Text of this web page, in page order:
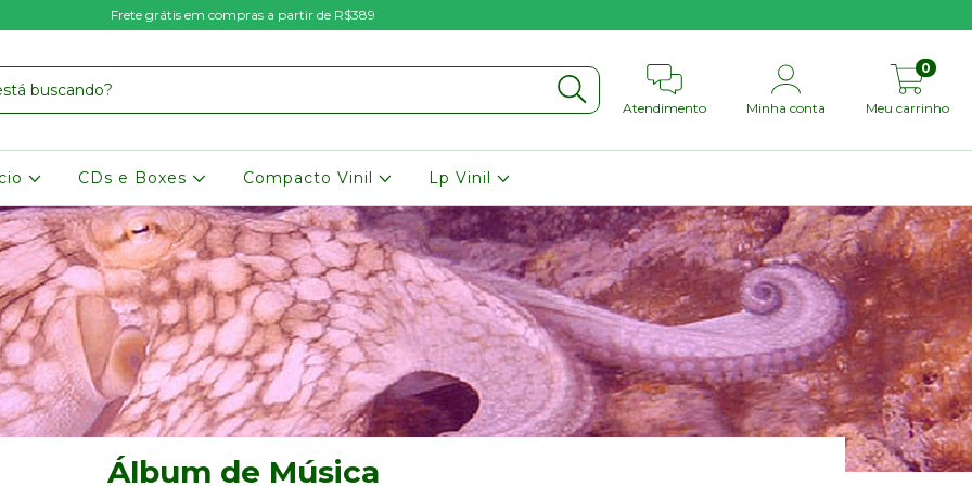
Frete grátis em compras a partir de R$389
Atendimento Minha conta Meu carrinho
0
CDs e Boxes Compacto Vinil Lp Vinil
Álbum de Música